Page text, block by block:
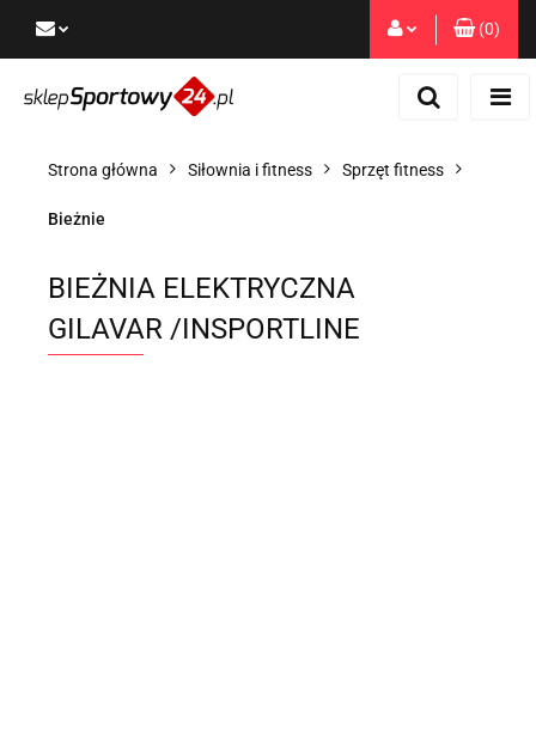
Dodaj zgłoszenie
(0)
Strona główna Siłownia i fitness Sprzęt fitness
Bieżnie
BIEŻNIA ELEKTRYCZNA
GILAVAR /INSPORTLINE